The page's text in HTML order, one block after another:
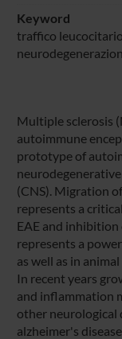
Keyword
traffico
Multiple sclerosis
autoimmune
prototype of
(CNS). Migration
represents a
EAE and
represents a
as well as in
In recent years
and inflammation
other neurological
alzheimer's